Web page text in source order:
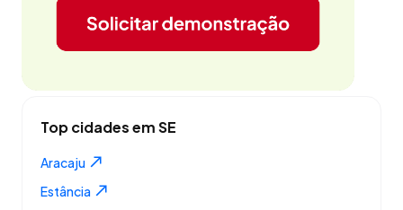
Top cidades em SE
Aracaju
Estância